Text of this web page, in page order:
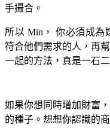
手撮合。
所以 Min， 你必須成為
符合他們需求的人，再
一起的方法，真是一石
如果你想同時增加財富
的種子。想想你認識的